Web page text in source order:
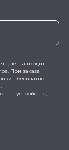
лента входит в
При заказе
- бесплатно.
на устройстве,